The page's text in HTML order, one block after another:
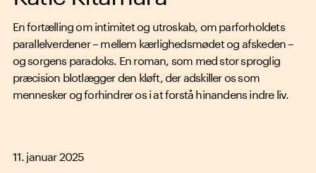
En fortælling om intimitet og utroskab, om parforholdets
parallelverdener – mellem kærlighedsmødet og afskeden –
og sorgens paradoks. En roman, som med stor sproglig
præcision blotlægger den kløft, der adskiller os som
mennesker og forhindrer os i at forstå hinandens indre liv.
11. januar 2025